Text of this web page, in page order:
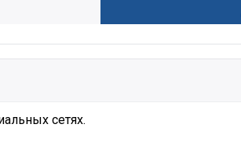
сетях.